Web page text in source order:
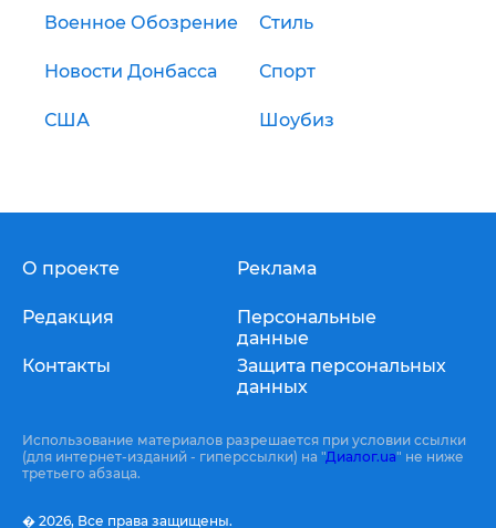
Военное Обозрение Стиль
Новости Донбасса Спорт
США Шоубиз
О проекте
Редакция
Контакты
Реклама
Персональные
данные
Защита персональных
данных
Использование материалов разрешается при условии ссылки
(для интернет-изданий - гиперссылки) на "Диалог.ua" не ниже
третьего абзаца.
� 2026, Все права защищены.